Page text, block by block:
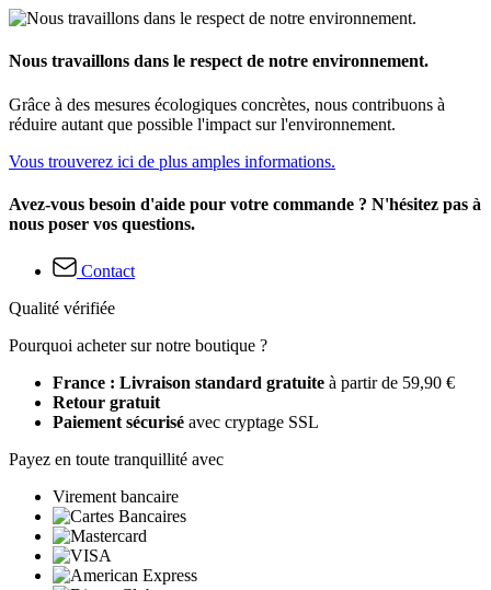
Nous travaillons dans le respect de notre environnement.
Grâce à des mesures écologiques concrètes, nous contribuons à
réduire autant que possible l'impact sur l'environnement.
Vous trouverez ici de plus amples informations.
Avez-vous besoin d'aide pour votre commande ? N'hésitez pas à
nous poser vos questions.
Contact
Qualité vérifiée
Pourquoi acheter sur notre boutique ?
France : Livraison standard gratuite à partir de 59,90 €
Retour gratuit
Paiement sécurisé avec cryptage SSL
Payez en toute tranquillité avec
Virement bancaire